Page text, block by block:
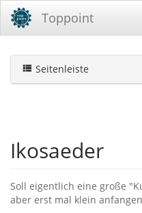
Toppoint
Seitenleiste
Ikosaeder
Soll eigentlich eine große
aber erst mal klein